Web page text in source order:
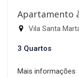
Apartamento
Vila Santa
3 Quartos
Mais informações